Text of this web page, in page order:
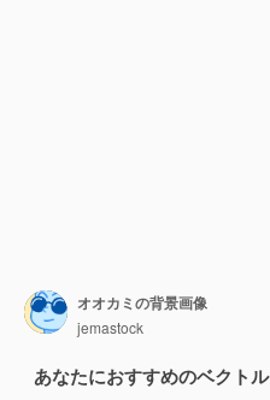
オオカミの背景画像
jemastock
あなたにおすすめのベクトル